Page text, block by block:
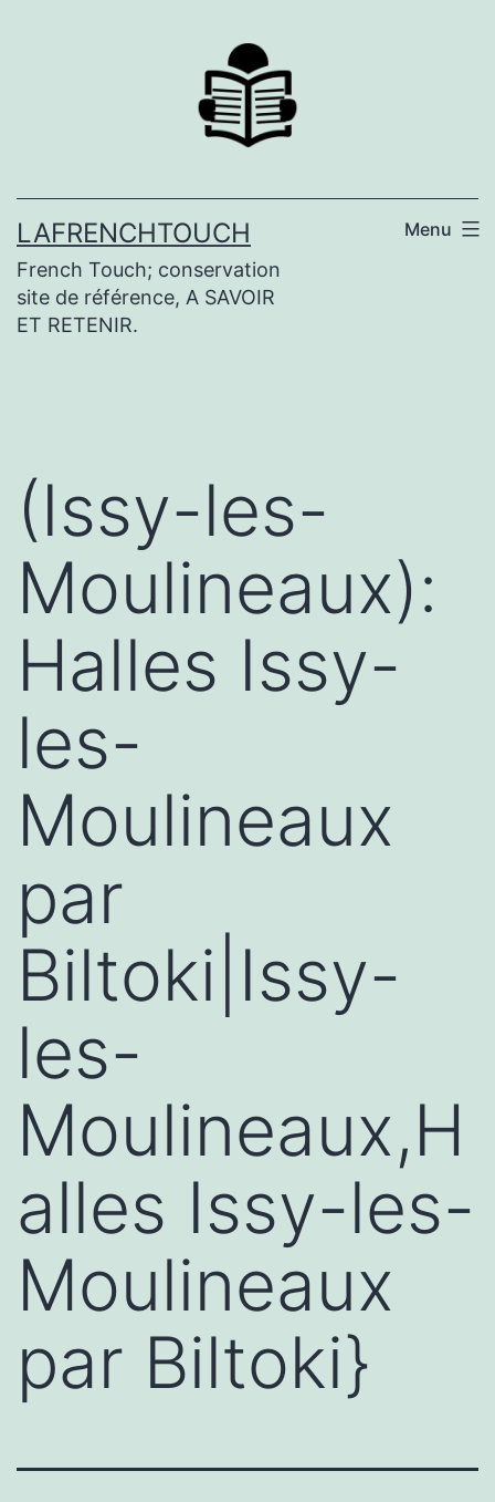
LAFRENCHTOUCH
French Touch; conservation
site de référence, A SAVOIR
ET RETENIR.
Menu
(Issy-les-
Moulineaux):
Halles Issy-
les-
Moulineaux
par
Biltoki|Issy-
les-
Moulineaux,H
alles Issy-les-
Moulineaux
par Biltoki}